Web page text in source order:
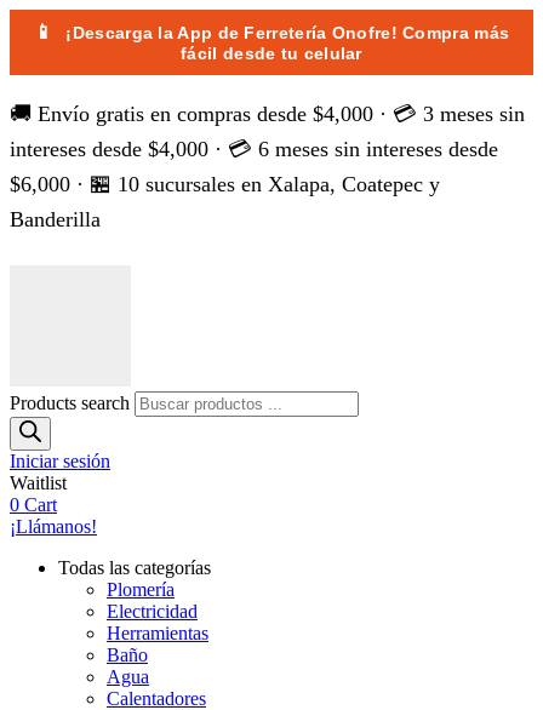
📱
¡Descarga la App de Ferretería Onofre! Compra más
fácil desde tu celular
🚚 Envío gratis en compras desde $4,000 · 💳 3 meses sin
intereses desde $4,000 · 💳 6 meses sin intereses desde
$6,000 · 🏪 10 sucursales en Xalapa, Coatepec y
Banderilla
Products search
Iniciar sesión
Waitlist
0 Cart
¡Llámanos!
Todas las categorías
Plomería
Electricidad
Herramientas
Baño
Agua
Calentadores